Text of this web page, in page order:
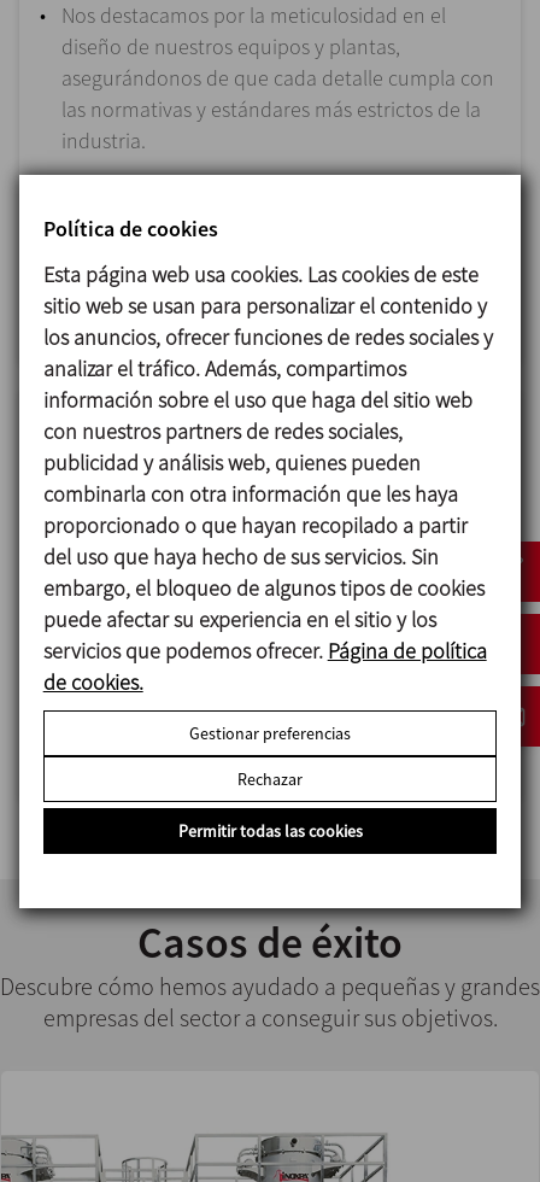
Nos destacamos por la meticulosidad en el
diseño de nuestros equipos y plantas,
asegurándonos de que cada detalle cumpla con
las normativas y estándares más estrictos de la
industria.
propia de los equipos y componentes, lo que
y asegurar la más alta calidad de los productos
alimentarios.
Alta tecnología y automatización
Diseñamos y fabricamos equipos y plantas
tecnológicamente avanzadas, con las
correspondientes certificaciones para poder
trabajar bajo las condiciones más exigentes.
Podemos adaptar el nivel de automatización a
las necesidades de los clientes, con posibilidad
de integrarnos en los sistemas ya existentes en la
planta y cumplir con los requisitos requeridos
por la Industria 4.0.
Casos de éxito
Descubre cómo hemos ayudado a pequeñas y grandes
empresas del sector a conseguir sus objetivos.
Política de cookies
Esta página web usa cookies. Las cookies de este
sitio web se usan para personalizar el contenido y
los anuncios, ofrecer funciones de redes sociales y
analizar el tráfico. Además, compartimos
información sobre el uso que haga del sitio web
con nuestros partners de redes sociales,
publicidad y análisis web, quienes pueden
combinarla con otra información que les haya
proporcionado o que hayan recopilado a partir
del uso que haya hecho de sus servicios. Sin
embargo, el bloqueo de algunos tipos de cookies
puede afectar su experiencia en el sitio y los
servicios que podemos ofrecer. Página de política
de cookies.
Gestionar preferencias
Rechazar
Permitir todas las cookies